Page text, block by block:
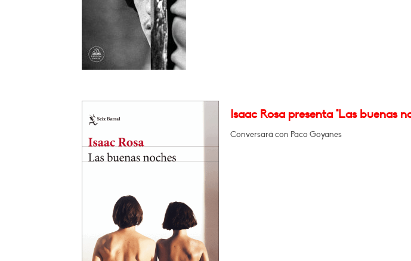
Isaac Rosa presenta "Las buenas
Conversará con Paco Goyanes